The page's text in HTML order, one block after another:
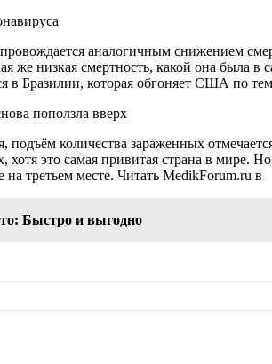
аналогичным снижением
же низкая смертность, какой она была в
в Бразилии, которая обгоняет США по
поползла вверх
количества зараженных
хотя это самая привитая страна в мире.
третьем месте. Читать MedikForum.ru в
Быстро и выгодно